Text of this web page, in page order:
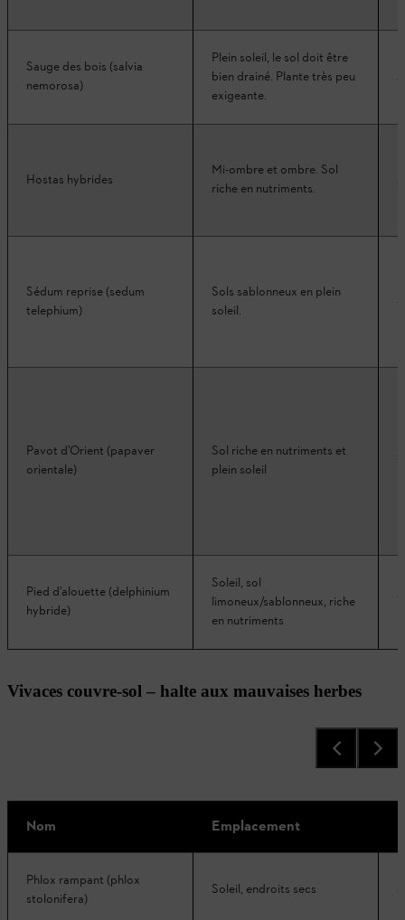
Sauge des bois (salvia
nemorosa)
Plein soleil, le sol doit être
bien drainé. Plante très peu
exigeante.
Hostas hybrides
Mi-ombre et ombre. Sol
riche en nutriments.
Sédum reprise (sedum
telephium)
Sols sablonneux en plein
soleil.
Pavot d’Orient (papaver
orientale)
Sol riche en nutriments et
plein soleil
Pied d’alouette (delphinium
hybride)
Soleil, sol
limoneux/sablonneux, riche
en nutriments
Vivaces couvre-sol – halte aux mauvaises herbes
Nom Emplacement
Phlox rampant (phlox
stolonifera)
Soleil, endroits secs